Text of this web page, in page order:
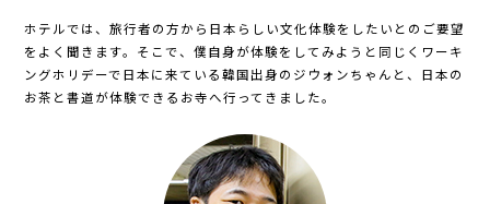
ホテルでは、旅行者の方から日本らしい文化体験をしたいとのご要望
をよく聞きます。そこで、僕自身が体験をしてみようと同じくワーキ
ングホリデーで日本に来ている韓国出身のジウォンちゃんと、日本の
お茶と書道が体験できるお寺へ行ってきました。